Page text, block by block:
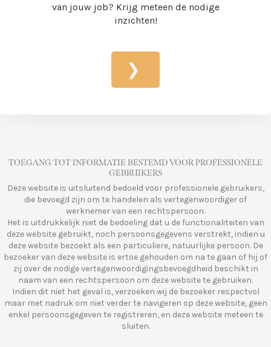
van jouw job? Krijg meteen de nodige
inzichten!
TOEGANG TOT INFORMATIE BESTEMD VOOR PROFESSIONELE
GEBRUIKERS
Deze website is uitsluitend bedoeld voor professionele gebruikers,
die bevoegd zijn om te handelen als vertegenwoordiger of
werknemer van een rechtspersoon.
Het is uitdrukkelijk niet de bedoeling dat u de functionaliteiten van
deze website gebruikt, noch persoonsgegevens verstrekt, indien u
deze website bezoekt als een particuliere, natuurlijke persoon. De
bezoeker van deze website is ertoe gehouden om na te gaan of hij of
zij over de nodige vertegenwoordigingsbevoegdheid beschikt in
naam van een rechtspersoon om deze website te gebruiken.
Indien dit niet het geval is, verzoeken wij de bezoeker respectvol
maar met nadruk om niet verder te navigeren op deze website, geen
enkel persoonsgegeven te registreren, en deze website meteen te
sluiten.